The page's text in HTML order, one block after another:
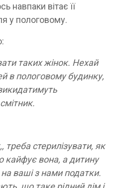
навпаки вітає її
у пологовому.
таких жінок. Нехай
в пологовому будинку,
стерилізувати, як
кайфує вона, а дитину
ваші з нами податки.